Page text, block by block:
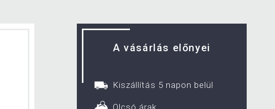
A vásárlás előnyei
Kiszállítás 5 napon belül
Olcsó árak